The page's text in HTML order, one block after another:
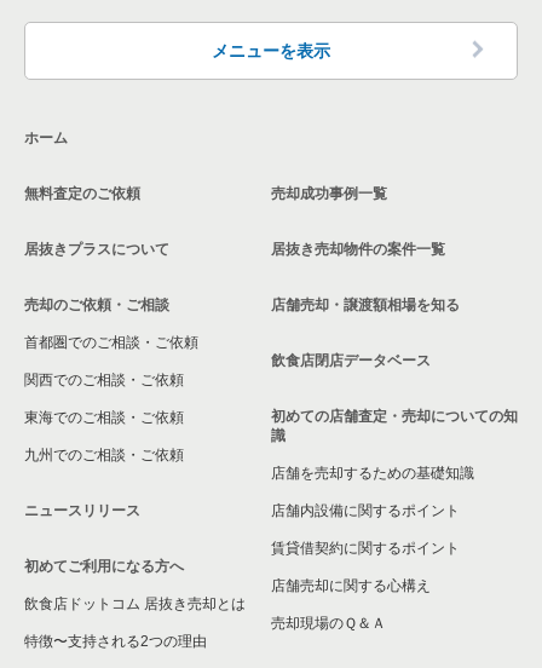
メニューを表示
ホーム
無料査定のご依頼
居抜きプラスについて
売却のご依頼・ご相談
首都圏でのご相談・ご依頼
関西でのご相談・ご依頼
東海でのご相談・ご依頼
九州でのご相談・ご依頼
ニュースリリース
初めてご利用になる方へ
飲食店ドットコム 居抜き売却とは
特徴〜支持される2つの理由
売却成功事例一覧
居抜き売却物件の案件一覧
店舗売却・譲渡額相場を知る
飲食店閉店データベース
初めての店舗査定・売却についての知
識
店舗を売却するための基礎知識
店舗内設備に関するポイント
賃貸借契約に関するポイント
店舗売却に関する心構え
売却現場のＱ＆Ａ